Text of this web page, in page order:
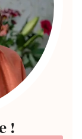
!